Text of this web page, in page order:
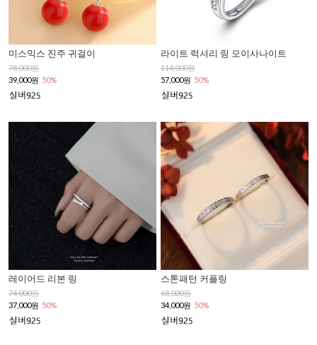
미스믹스 진주 귀걸이
78,000원
39,000원 50%
라이트 럭셔리 링 모이사나이트
114,000원
57,000원 50%
레이어드 리본 링
74,000원
37,000원 50%
스톤패턴 커플링
68,000원
34,000원 50%